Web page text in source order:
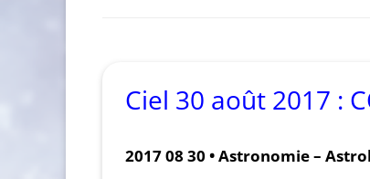
Ciel 30 août 2017 :
2017 08 30 • Astronomie –